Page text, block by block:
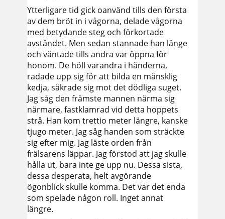
Ytterligare tid gick oanvänd tills den första
av dem bröt in i vågorna, delade vågorna
med betydande steg och förkortade
avståndet. Men sedan stannade han länge
och väntade tills andra var öppna för
honom. De höll varandra i händerna,
radade upp sig för att bilda en mänsklig
kedja, säkrade sig mot det dödliga suget.
Jag såg den främste mannen närma sig
närmare, fastklamrad vid detta hoppets
strå. Han kom trettio meter längre, kanske
tjugo meter. Jag såg handen som sträckte
sig efter mig. Jag läste orden från
frälsarens läppar. Jag förstod att jag skulle
hålla ut, bara inte ge upp nu. Dessa sista,
dessa desperata, helt avgörande
ögonblick skulle komma. Det var det enda
som spelade någon roll. Inget annat
längre.